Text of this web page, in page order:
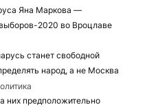
Яна Маркова —
2020 во Вроцлаве
станет свободной
народ, а не Москва
них предположительно